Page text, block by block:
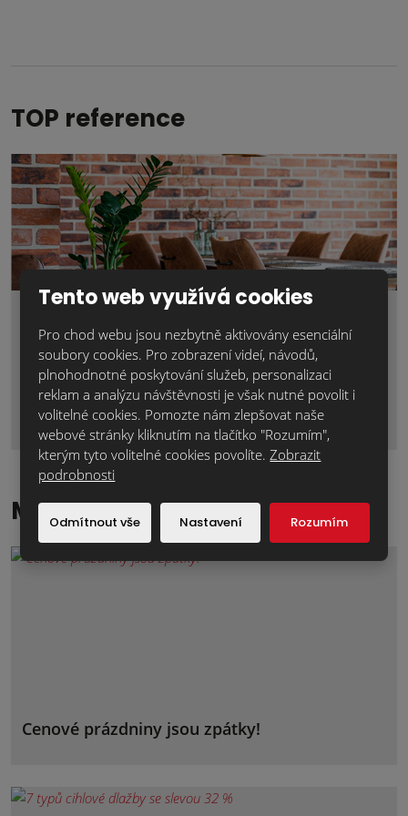
TOP reference
Lícové cihly pro váš útulný domov
Zima je ideálním obdobím nejen pro plánování nových
projektů, ale tako k jejichrelizaci uvnitř domu. A't už jde o
rozsáhlou...
Magazín klinker
Cenové prázdniny jsou zpátky!
Tento web využívá cookies
Pro chod webu jsou nezbytně aktivovány esenciální
soubory cookies. Pro zobrazení videí, návodů,
plnohodnotné poskytování služeb, personalizaci
reklam a analýzu návštěvnosti je však nutné povolit i
volitelné cookies. Pomozte nám zlepšovat naše
webové stránky kliknutím na tlačítko "Rozumím",
kterým tyto volitelné cookies povolíte. Zobrazit
podrobnosti
Odmítnout vše Nastavení Rozumím